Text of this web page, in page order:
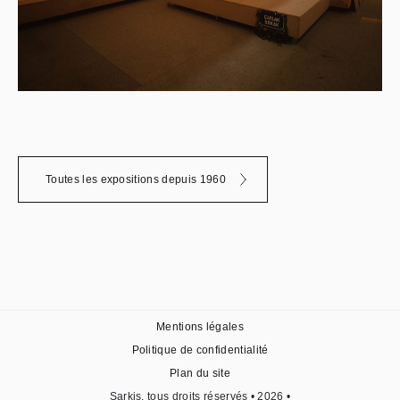
Toutes les expositions depuis 1960
Sarkis, tous droits réservés • 2026 •
Mentions légales
Politique de confidentialité
Plan du site